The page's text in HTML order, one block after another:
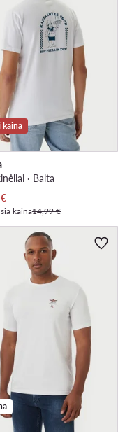
kaina
· Balta
kaina
€
kaina14,99 €